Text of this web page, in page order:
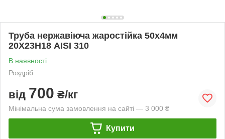
Труба нержавіюча жаростійка 50х4мм
20Х23Н18 AISI 310
В наявності
Роздріб
від 700 ₴/кг
Мінімальна сума замовлення на сайті — 3 000 ₴
Купити